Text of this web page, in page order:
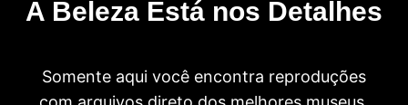
A Beleza Está nos Detalhes
Somente aqui você encontra reproduções